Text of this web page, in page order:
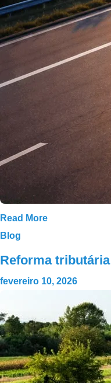
Read More
Blog
Reforma
fevereiro 10, 2026